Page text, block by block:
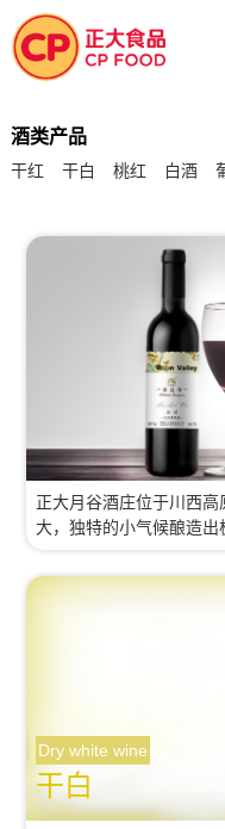
酒类产品
干红 干白 桃红 白酒
正大月谷酒庄位于川西
大，独特的小气候酿造出
Dry white wine
干白